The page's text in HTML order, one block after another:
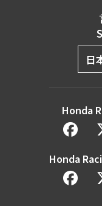
Honda
Honda